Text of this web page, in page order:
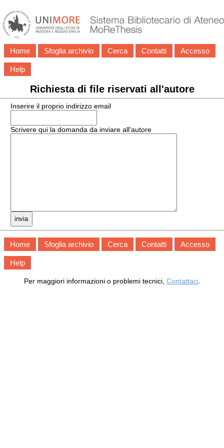
Home Sfoglia archivio Cerca Contatti Accesso
Help
Richiesta di file riservati all'autore
Inserire il proprio indirizzo email
Scrivere qui la domanda da inviare all'autore
Home Sfoglia archivio Cerca Contatti Accesso
Help
Per maggiori informazioni o problemi tecnici, Contattaci.